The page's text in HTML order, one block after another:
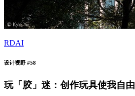
RDAI
设计视野 #58
玩「胶」迷：创作玩具使我自由